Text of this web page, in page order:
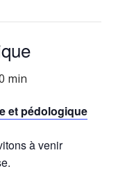
min
et pédologique
à venir